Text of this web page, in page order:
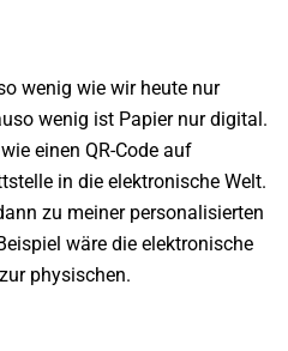
wenig wie wir heute nur
wenig ist Papier nur digital.
einen QR-Code auf
in die elektronische Welt.
zu meiner personalisierten
wäre die elektronische
physischen.